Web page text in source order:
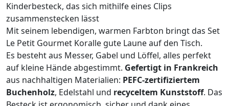
Kinderbesteck, das sich mithilfe eines Clips
zusammenstecken lässt
Mit seinem lebendigen, warmen Farbton bringt das Set
Le Petit Gourmet Koralle gute Laune auf den Tisch.
Es besteht aus Messer, Gabel und Löffel, alles perfekt
auf kleine Hände abgestimmt. Gefertigt in Frankreich
aus nachhaltigen Materialien: PEFC-zertifiziertem
Buchenholz, Edelstahl und recyceltem Kunststoff. Das